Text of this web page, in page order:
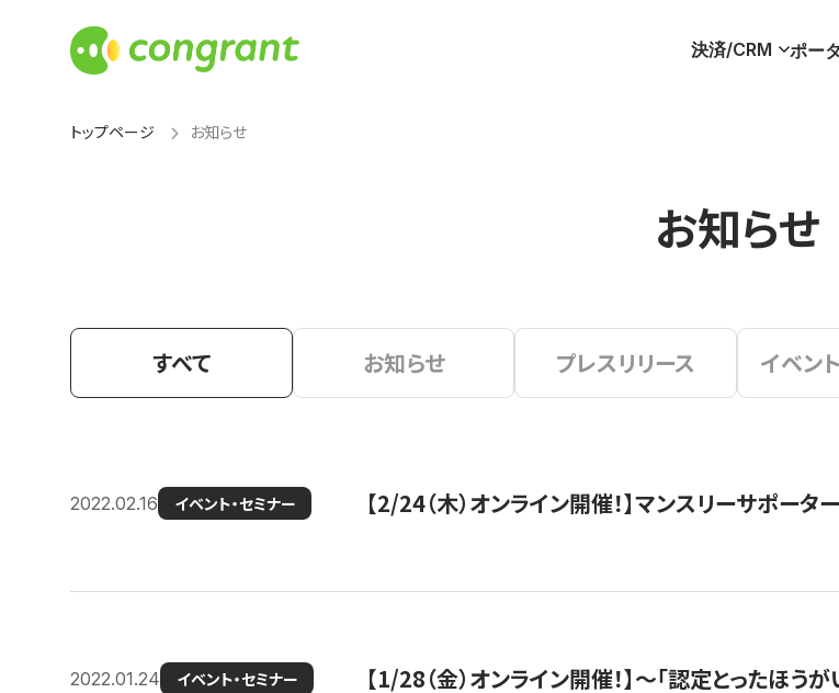
決済/CRM ポー
トップページ お知らせ
お知らせ
すべて お知らせ プレスリリース イベン
2022.02.16 イベント・セミナー 【2/24（木）オンライン開催！】マンスリーサポ
2022.01.24 イベント・セミナー 【1/28（金）オンライン開催！】〜「認定とったほ